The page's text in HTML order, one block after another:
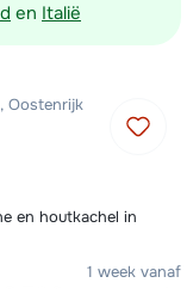
en Italië
Oostenrijk
en houtkachel in
1 week vanaf